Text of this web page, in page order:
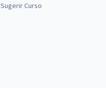
Sugerir Curso